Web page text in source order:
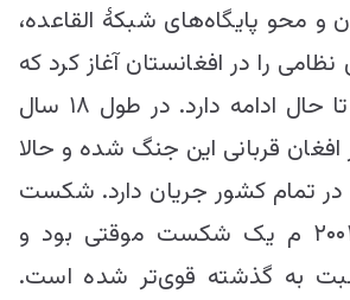
و محو پایگاه‌های شبکۀ القاعده،
را در افغانستان آغاز کرد که
پیامد های ناګوار تا حال ادامه دارد. در طول ۱۸ سال
قربانی این جنگ شده و حالا
تمام کشور جریان دارد. شکست
طالبان در سال ۲۰۰۱ م یک شکست موقتی بود و
به گذشته قوی‌تر شده است.